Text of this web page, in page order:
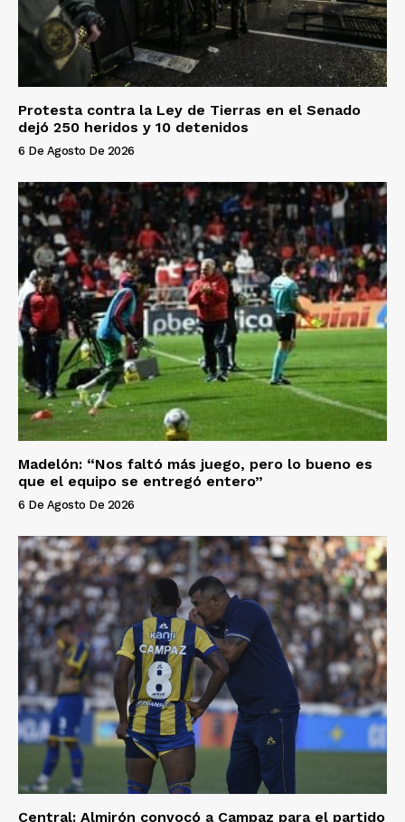
Protesta contra la Ley de Tierras en el Senado
dejó 250 heridos y 10 detenidos
6 De Agosto De 2026
Madelón: “Nos faltó más juego, pero lo bueno es
que el equipo se entregó entero”
6 De Agosto De 2026
Central: Almirón convocó a Campaz para el partido